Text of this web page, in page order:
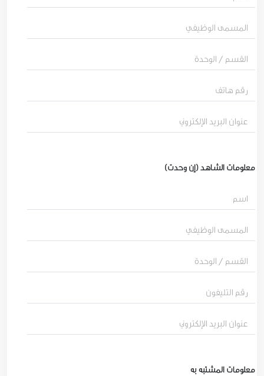
معلومات الشاهد (إن وجدت)
معلومات المشتبه به